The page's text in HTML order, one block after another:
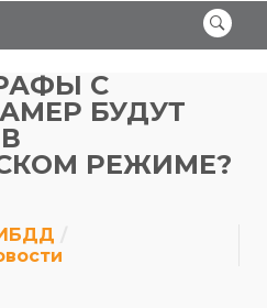
С
БУДУТ
РЕЖИМЕ?